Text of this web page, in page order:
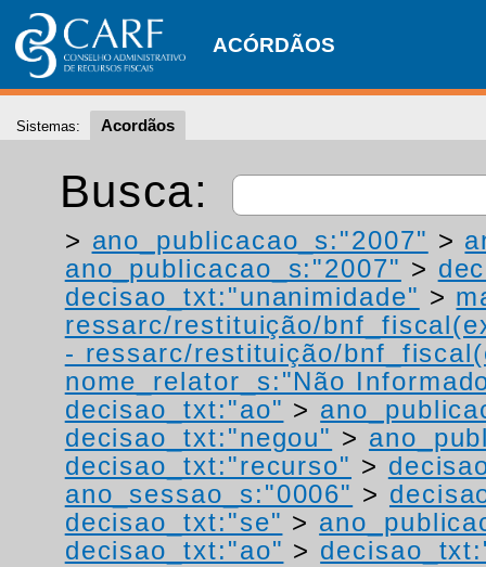
ACÓRDÃOS
Sistemas: Acordãos
Busca:
> ano_publicacao_s:"2007" >
ano_publicacao_s:"2007" >
decisao_txt:"unanimidade" >
ressarc/restituição/
- ressarc/restituição/
nome_relator_s:"Não
decisao_txt:"ao" >
decisao_txt:"negou" >
decisao_txt:"recurso" >
ano_sessao_s:"0006" >
decisao_txt:"se" >
decisao_txt:"ao" >